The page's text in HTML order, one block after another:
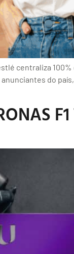
centraliza
do